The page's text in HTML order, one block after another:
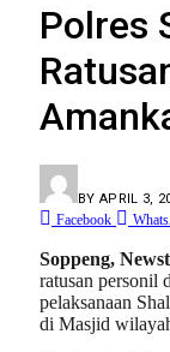
Polres
BY APRIL 3,
Facebook
Soppeng,
ratusan personil
pelaksanaan
di Masjid